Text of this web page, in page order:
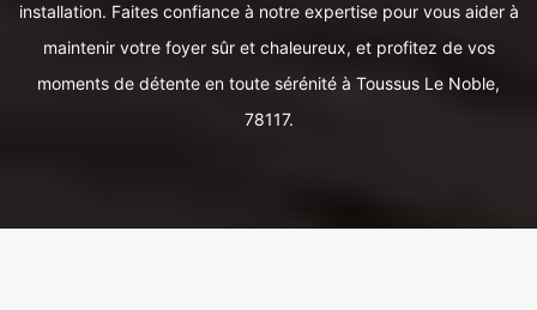
installation. Faites confiance à notre expertise pour vous aider à
maintenir votre foyer sûr et chaleureux, et profitez de vos
moments de détente en toute sérénité à Toussus Le Noble,
78117.